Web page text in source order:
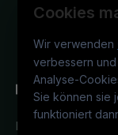
Cookies
Wir verwenden
verbessern
Analyse-
Sie können sie
funktioniert
Deutschlands